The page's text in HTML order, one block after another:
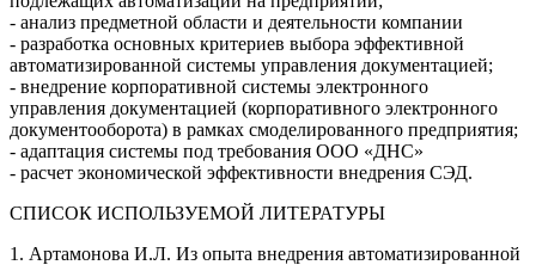
- анализ предметной области и деятельности компании
- разработка основных критериев выбора эффективной
автоматизированной системы управления документацией;
- внедрение корпоративной системы электронного
управления документацией (корпоративного электронного
документооборота) в рамках смоделированного предприятия;
- адаптация системы под требования ООО «ДНС»
- расчет экономической эффективности внедрения СЭД.
СПИСОК ИСПОЛЬЗУЕМОЙ ЛИТЕРАТУРЫ
1. Артамонова И.Л. Из опыта внедрения автоматизированной